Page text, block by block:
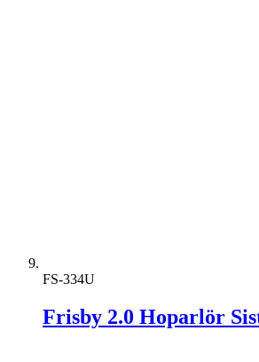
FS-334U
Frisby 2.0 Hoparlör